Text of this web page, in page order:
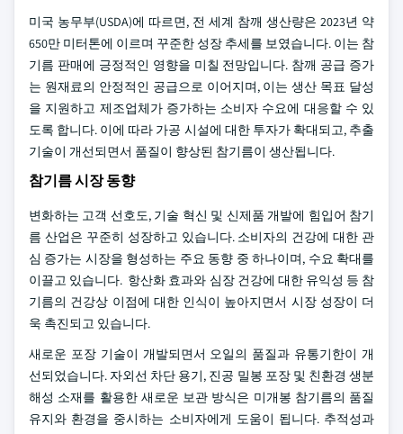
미국 농무부(USDA)에 따르면, 전 세계 참깨 생산량은 2023년 약
650만 미터톤에 이르며 꾸준한 성장 추세를 보였습니다. 이는 참
기름 판매에 긍정적인 영향을 미칠 전망입니다. 참깨 공급 증가
는 원재료의 안정적인 공급으로 이어지며, 이는 생산 목표 달성
을 지원하고 제조업체가 증가하는 소비자 수요에 대응할 수 있
도록 합니다. 이에 따라 가공 시설에 대한 투자가 확대되고, 추출
기술이 개선되면서 품질이 향상된 참기름이 생산됩니다.
참기름 시장 동향
변화하는 고객 선호도, 기술 혁신 및 신제품 개발에 힘입어 참기
름 산업은 꾸준히 성장하고 있습니다. 소비자의 건강에 대한 관
심 증가는 시장을 형성하는 주요 동향 중 하나이며, 수요 확대를
이끌고 있습니다. 항산화 효과와 심장 건강에 대한 유익성 등 참
기름의 건강상 이점에 대한 인식이 높아지면서 시장 성장이 더
욱 촉진되고 있습니다.
새로운 포장 기술이 개발되면서 오일의 품질과 유통기한이 개
선되었습니다. 자외선 차단 용기, 진공 밀봉 포장 및 친환경 생분
해성 소재를 활용한 새로운 보관 방식은 미개봉 참기름의 품질
유지와 환경을 중시하는 소비자에게 도움이 됩니다. 추적성과